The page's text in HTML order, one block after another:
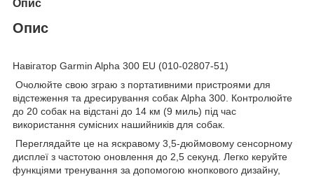
Опис
Опис
Навігатор Garmin Alpha 300 EU (010-02807-51)
Очолюйте свою зграю з портативними пристроями для
відстеження та дресирування собак Alpha 300. Контролюйте
до 20 собак на відстані до 14 км (9 миль) під час
використання сумісних нашийників для собак.
Переглядайте це на яскравому 3,5-дюймовому сенсорному
дисплеї з частотою оновлення до 2,5 секунд. Легко керуйте
функціями тренування за допомогою кнопкового дизайну,